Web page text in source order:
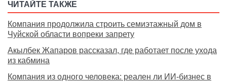
ЧИТАЙТЕ ТАКЖЕ
Компания продолжила строить семиэтажный дом в
Чуйской области вопреки запрету
Акылбек Жапаров рассказал, где работает после ухода
из кабмина
Компания из одного человека: реален ли ИИ-бизнес в